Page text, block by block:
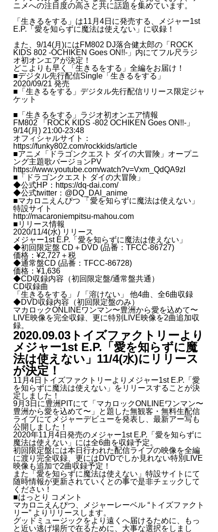
ニメへの注目度の高さと共に話題を集めています。
「生きるをする」は11月4日に発売する、メジャー1st
E.P.「愛を知らずに魔法は使えない」に収録！
また、9/14(月)にはFM802 DJ落合健太郎の「ROCK
KIDS 802 -OCHIKEN Goes ON!!-」内にてフル尺ラジ
オ初オンエアが決定！
どこよりも早く「生きるをする」全編をお届け！
■デジタル先行配信Single「生きるをする」
2020/09/21 発売
■「生きるをする」デジタル先行配信リリース限定ジャ
ケット
■「生きるをする」ラジオ初オンエア情報
FM802 「ROCK KIDS -802 OCHIKEN Goes ON!!-」
9/14(月) 21:00-23:48
オフィシャルサイト：
https://funky802.com/rockkids/article
■アニメ「ドラゴンクエスト ダイの大冒険」オープニ
ング主題歌バージョンPV
https://www.youtube.com/watch?v=Vxm_QdQA9zI
■「ドラゴンクエスト ダイの大冒険」
◆公式HP：https://dq-dai.com/
◆公式twitter：@DQ_DAI_anime
■マカロニえんぴつ 「愛を知らずに魔法は使えない」
特設サイト
http://macaroniempitsu-mahou.com
■リリース情報
2020/11/4(水) リリース
メジャー1st E.P.「愛を知らずに魔法は使えない」
◆初回限定盤 CD＋DVD (品番：TFCC-86727)
価格：¥2,727＋税
◆通常盤CD (品番：TFCC-86728)
価格：¥1,636
◆CD収録内容（初回限定盤/通常盤共通）
CD収録曲
「生きるをする」 / 「溶けない」 他4曲、全6曲収録
◆DVD収録内容（初回限定盤のみ）
マカロックONLINEワンマン〜豊洲から愛を込めて〜
LIVE映像を完全収録、更に特別LIVE映像を2曲追加収
録。
2020.09.03トイズファクトリーより
メジャー1st E.P.「愛を知らずに魔
法は使えない」11/4(水)にリリース
が決定！
11月4日トイズファクトリーよりメジャー1st E.P.「愛
を知らずに魔法は使えない」をリリースすることが決
定しました！
9月3日に豊洲PITにて「マカロックONLINEワンマン〜
豊洲から愛を込めて〜」と題した無観客・無料生配信
ライブにてメジャーデビューを発表し、最新アー写も
公開しました！
2020年11月4日発売のメジャー1st E.P.「愛を知らずに
魔法は使えない」には全6曲を収録予定。
初回限定盤には本日行われた配信ライブの映像を全編
に渡り完全収録、更にはDVDでしか見れない特別LIVE
映像も追加で2曲収録予定！
また「愛を知らずに魔法は使えない」特設サイトにて
随時情報が更新されていくとの事で是非チェックして
ください！
■はっとり コメント
マカロニえんぴつ、メジャーレーベル “トイズファクト
リー” よりリリースします。
グッドミュージックをより遠くへ届けるために、もっ
と近い逃げ場所で在るために、大事な選択をしまし